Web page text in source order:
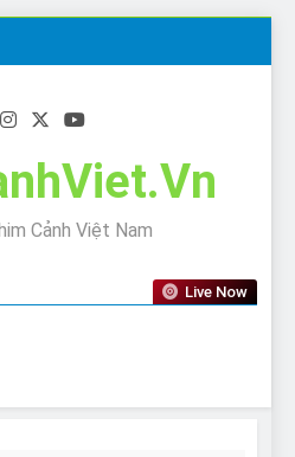
Cảnh Việt Nam
Live Now